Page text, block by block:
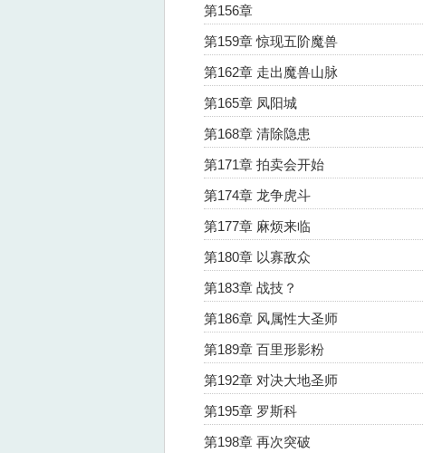
第156章
第159章 惊现五阶魔兽
第162章 走出魔兽山脉
第165章 凤阳城
第168章 清除隐患
第171章 拍卖会开始
第174章 龙争虎斗
第177章 麻烦来临
第180章 以寡敌众
第183章 战技？
第186章 风属性大圣师
第189章 百里形影粉
第192章 对决大地圣师
第195章 罗斯科
第198章 再次突破